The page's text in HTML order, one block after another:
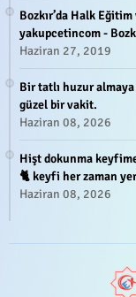
Bozkır’da Halk
yakupcetincom -
Haziran 27, 2019
Bir tatlı huzur
güzel bir vakit.
Haziran 08, 2026
Hişt dokunma
🐈 keyfi her zaman
Haziran 08, 2026